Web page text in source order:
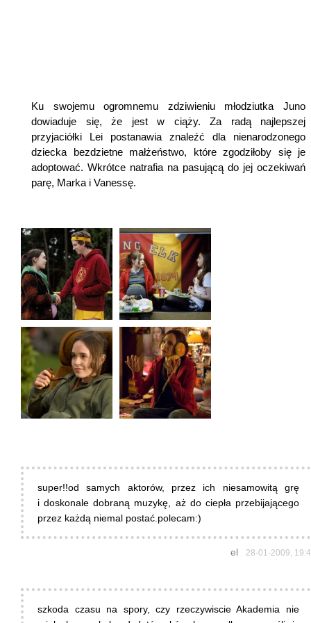
Ku swojemu ogromnemu zdziwieniu młodziutka Juno
dowiaduje się, że jest w ciąży. Za radą najlepszej
przyjaciółki Lei postanawia znaleźć dla nienarodzonego
dziecka bezdzietne małżeństwo, które zgodziłoby się je
adoptować. Wkrótce natrafia na pasującą do jej oczekiwań
parę, Marka i Vanessę.
super!!od samych aktorów, przez ich niesamowitą grę
i doskonale dobraną muzykę, aż do ciepła przebijającego
przez każdą niemal postać.polecam:)
el 28-01-2009,
szkoda czasu na spory, czy rzeczywiscie Akademia nie